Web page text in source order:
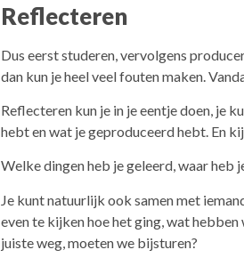
Reflecteren
Dus eerst studeren, vervolgens
dan kun je heel veel fouten maken.
Reflecteren kun je in je eentje doen, je
hebt en wat je geproduceerd hebt. En
Welke dingen heb je geleerd, waar heb
Je kunt natuurlijk ook samen met
even te kijken hoe het ging, wat
juiste weg, moeten we bijsturen?